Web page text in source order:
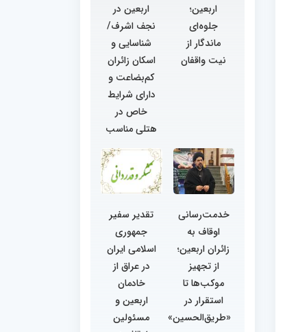
اربعین؛
جلوه‌ای
ماندگار از
نیت واقفان
اربعین در
نجف اشرف/
شناسایی و
اسکان زائران
کم‌بضاعت و
دارای شرایط
خاص در
هتلی مناسب
خدمت‌رسانی
اوقاف به
زائران اربعین؛
از تجهیز
موکب‌ها تا
استقرار در
«طریق‌الحسین»
تقدیر سفیر
جمهوری
اسلامی ایران
در عراق از
خادمان
اربعین و
مسئولین